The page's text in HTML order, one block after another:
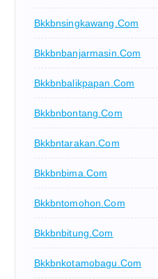
Bkkbnsingkawang.com
Bkkbnbanjarmasin.com
Bkkbnbalikpapan.com
Bkkbnbontang.com
Bkkbntarakan.com
Bkkbnbima.com
Bkkbntomohon.com
Bkkbnbitung.com
Bkkbnkotamobagu.com